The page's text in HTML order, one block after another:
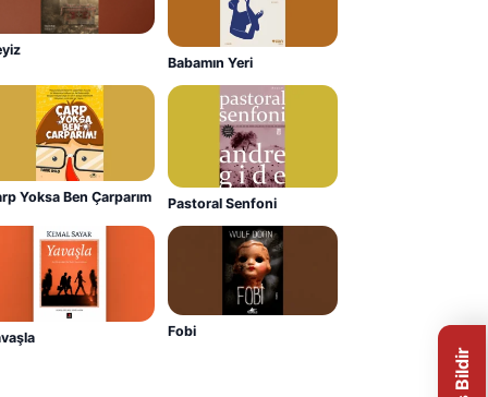
Babamın Yeri
Yoksa Ben Çarparım Pastoral Senfoni
Fobi